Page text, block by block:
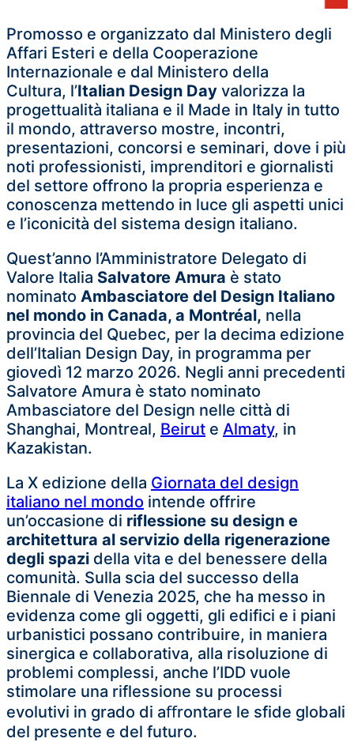
Promosso e organizzato dal Ministero degli
Affari Esteri e della Cooperazione
Internazionale e dal Ministero della
Cultura, l’Italian Design Day valorizza la
progettualità italiana e il Made in Italy in tutto
il mondo, attraverso mostre, incontri,
presentazioni, concorsi e seminari, dove i più
noti professionisti, imprenditori e giornalisti
del settore offrono la propria esperienza e
conoscenza mettendo in luce gli aspetti unici
e l’iconicità del sistema design italiano.
Quest’anno l’Amministratore Delegato di
Valore Italia Salvatore Amura è stato
nominato Ambasciatore del Design Italiano
nel mondo in Canada, a Montréal, nella
provincia del Quebec, per la decima edizione
dell’Italian Design Day, in programma per
giovedì 12 marzo 2026. Negli anni precedenti
Salvatore Amura è stato nominato
Ambasciatore del Design nelle città di
Shanghai, Montreal, Beirut e Almaty, in
Kazakistan.
La X edizione della Giornata del design
italiano nel mondo intende offrire
un’occasione di riflessione su design e
architettura al servizio della rigenerazione
degli spazi della vita e del benessere della
comunità. Sulla scia del successo della
Biennale di Venezia 2025, che ha messo in
evidenza come gli oggetti, gli edifici e i piani
urbanistici possano contribuire, in maniera
sinergica e collaborativa, alla risoluzione di
problemi complessi, anche l’IDD vuole
stimolare una riflessione su processi
evolutivi in grado di aﬀrontare le sfide globali
del presente e del futuro.